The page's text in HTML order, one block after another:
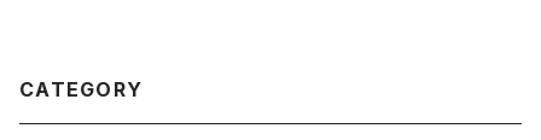
CATEGORY